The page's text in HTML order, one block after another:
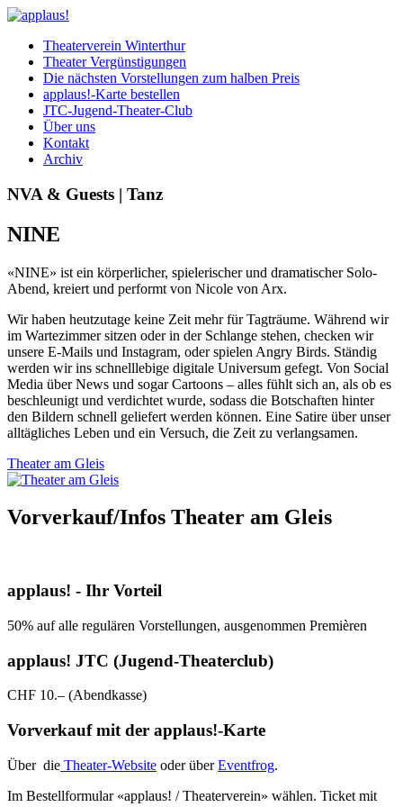
Theaterverein Winterthur
Theater Vergünstigungen
Die nächsten Vorstellungen zum halben Preis
applaus!-Karte bestellen
JTC-Jugend-Theater-Club
Über uns
Kontakt
Archiv
NVA & Guests | Tanz
NINE
«NINE» ist ein körperlicher, spielerischer und dramatischer Solo-
Abend, kreiert und performt von Nicole von Arx.
Wir haben heutzutage keine Zeit mehr für Tagträume. Während wir
im Wartezimmer sitzen oder in der Schlange stehen, checken wir
unsere E-Mails und Instagram, oder spielen Angry Birds. Ständig
werden wir ins schnelllebige digitale Universum gefegt. Von Social
Media über News und sogar Cartoons – alles fühlt sich an, als ob es
beschleunigt und verdichtet wurde, sodass die Botschaften hinter
den Bildern schnell geliefert werden können. Eine Satire über unser
alltägliches Leben und ein Versuch, die Zeit zu verlangsamen.
Theater am Gleis
Vorverkauf/Infos Theater am Gleis
applaus! - Ihr Vorteil
50% auf alle regulären Vorstellungen, ausgenommen Premièren
applaus! JTC (Jugend-Theaterclub)
CHF 10.– (Abendkasse)
Vorverkauf mit der applaus!-Karte
Über die Theater-Website oder überEventfrog.
Im Bestellformular «applaus! / Theaterverein» wählen. Ticket mit